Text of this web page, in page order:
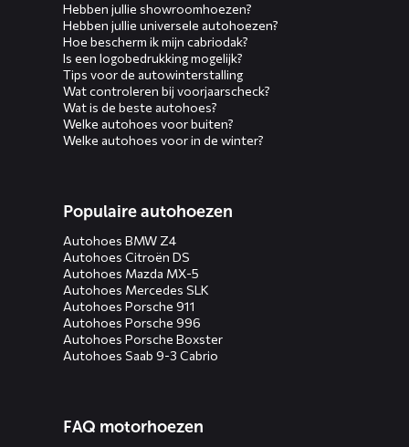
Hebben jullie showroomhoezen?
Hebben jullie universele autohoezen?
Hoe bescherm ik mijn cabriodak?
Is een logobedrukking mogelijk?
Tips voor de autowinterstalling
Wat controleren bij voorjaarscheck?
Wat is de beste autohoes?
Welke autohoes voor buiten?
Welke autohoes voor in de winter?
Populaire autohoezen
Autohoes BMW Z4
Autohoes Citroën DS
Autohoes Mazda MX-5
Autohoes Mercedes SLK
Autohoes Porsche 911
Autohoes Porsche 996
Autohoes Porsche Boxster
Autohoes Saab 9-3 Cabrio
FAQ motorhoezen